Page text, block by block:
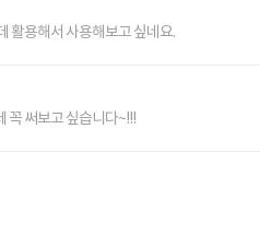
활용해서 사용해보고 싶네요.
꼭 써보고 싶습니다~!!!